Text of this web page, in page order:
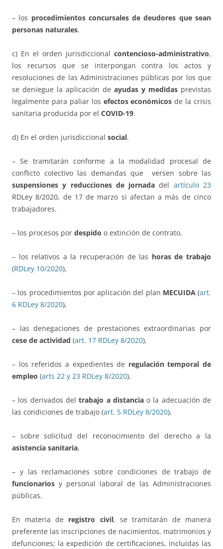
– los procedimientos concursales de deudores que sean
personas naturales.
c) En el orden jurisdiccional contencioso-administrativo,
los recursos que se interpongan contra los actos y
resoluciones de las Administraciones públicas por los que
se deniegue la aplicación de ayudas y medidas previstas
legalmente para paliar los efectos económicos de la crisis
sanitaria producida por el COVID-19.
d) En el orden jurisdiccional social.
– Se tramitarán conforme a la modalidad procesal de
conflicto colectivo las demandas que versen sobre las
suspensiones y reducciones de jornada del artículo 23
RDLey 8/2020, de 17 de marzo si afectan a más de cinco
trabajadores.
– los procesos por despido o extinción de contrato,
– los relativos a la recuperación de las horas de trabajo
(RDLey 10/2020),
– los procedimientos por aplicación del plan MECUIDA(art.
6 RDLey 8/2020),
– las denegaciones de prestaciones extraordinarias por
cese de actividad (art. 17 RDLey 8/2020),
– los referidos a expedientes de regulación temporal de
empleo (arts 22 y 23 RDLey 8/2020),
– los derivados deltrabajo a distanciao la adecuación de
las condiciones de trabajo (art. 5 RDLey 8/2020),
– sobre solicitud del reconocimiento del derecho a la
asistencia sanitaria,
– y las reclamaciones sobre condiciones de trabajo de
funcionarios y personal laboral de las Administraciones
públicas.
En materia de registro civil, se tramitarán de manera
preferente las inscripciones de nacimientos, matrimonios y
defunciones; la expedición de certificaciones, incluidas las